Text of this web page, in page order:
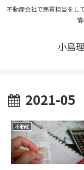
不動産会社で売買担当をし
小島
2021-05
不動産